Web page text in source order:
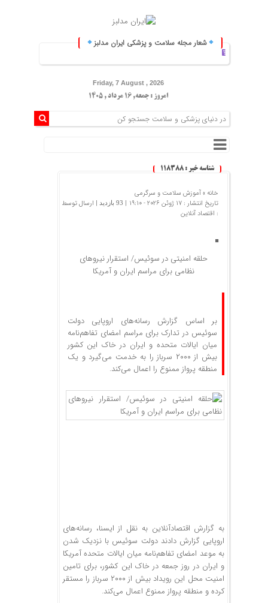
شعار مجله سلامت و پزشکی ایران مدلبز
Friday, 7 August , 2026
امروز : جمعه, ۱۶ مرداد , ۱۴۰۵
شناسه خبر : 118388
خانه »آموزش سلامت و سرگرمی
تاریخ انتشار : 17 ژوئن 2026 - 19:10 |
93 بازدید
| ارسال توسط
: اقتصاد آنلاین
حلقه امنیتی در سوئیس/ استقرار نیروهای
نظامی برای مراسم ایران و آمریکا
بر اساس گزارش رسانه‌های اروپایی دولت
سوئیس در تدارک برای مراسم امضای تفاهم‌نامه
میان ایالات متحده و ایران در خاک این کشور
بیش از ۲۰۰۰ سرباز را به خدمت می‌گیرد و یک
منطقه پرواز ممنوع را اعمال می‌کند.
به گزارش اقتصادآنلاین به نقل از ایسنا، رسانه‌های
اروپایی گزارش دادند دولت سوئیس با نزدیک شدن
به موعد امضای تفاهم‌نامه میان ایالات متحده آمریکا
و ایران در روز جمعه در خاک این کشور، برای تامین
امنیت محل این رویداد بیش از ۲۰۰۰ سرباز را مستقر
کرده و منطقه پرواز ممنوع اعمال می‌کند.